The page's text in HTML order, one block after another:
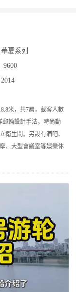
夏系列
9600
米，共7層，載客人數
郵輪設計手法，時尚動
衛生間。另設有酒吧、
、大型會議室等娛樂休
美麗的夜景、江景、山
，為旅客安排旅遊行
谷、山水風情、人物古